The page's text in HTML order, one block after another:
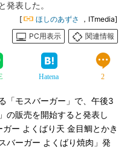
発表した。
[ ほしのあずさ
，ITmedia]
PC用表示
関連情報
Hatena 2
「モスバーガー」で、午後3
の販売を開始すると発表し
ー よくばり天 金目鯛とかき
バーガー よくばり焼肉」発